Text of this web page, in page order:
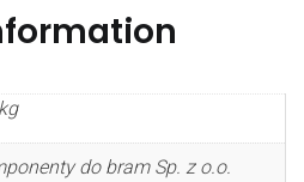
do bram Sp. z o.o.